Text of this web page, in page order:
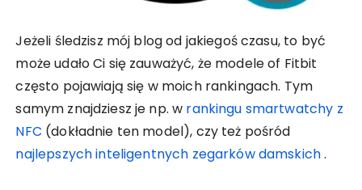
Jeżeli śledzisz mój blog od jakiegoś czasu, to być
może udało Ci się zauważyć, że modele of Fitbit
często pojawiają się w moich rankingach. Tym
samym znajdziesz je np. w rankingu smartwatchy z
NFC (dokładnie ten model), czy też pośród
najlepszych inteligentnych zegarków damskich.